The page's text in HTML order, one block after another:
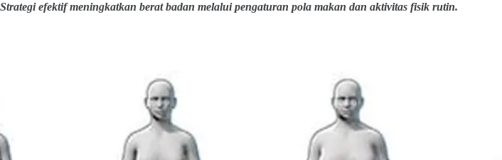
Strategi efektif meningkatkan berat badan melalui pengaturan pola makan dan aktivitas fisik rutin.